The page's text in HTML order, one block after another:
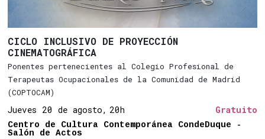
CICLO INCLUSIVO DE PROYECCIÓN
CINEMATOGRÁFICA
Ponentes pertenecientes al Colegio Profesional de
Terapeutas Ocupacionales de la Comunidad de Madrid
(COPTOCAM)
Jueves 20 de agosto, 20h Gratuito
Centro de Cultura Contemporánea CondeDuque -
Salón de Actos